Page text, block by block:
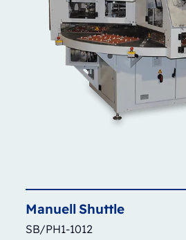
Manuell Shuttle
SB/PH1-1012